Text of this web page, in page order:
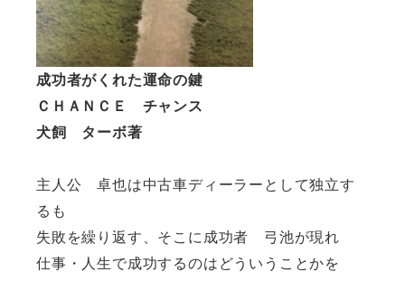
成功者がくれた運命の鍵
ＣＨＡＮＣＥ チャンス
犬飼 ターボ著
主人公 卓也は中古車ディーラーとして独立す
るも
失敗を繰り返す、そこに成功者 弓池が現れ
仕事・人生で成功するのはどういうことかを